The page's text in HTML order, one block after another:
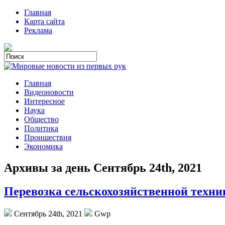
Главная
Карта сайта
Реклама
Главная
Видеоновости
Интересное
Наука
Общество
Политика
Проишествия
Экономика
Архивы за день Сентябрь 24th, 2021
Перевозка сельскохозяйственной
Сентябрь 24th, 2021 Gwp